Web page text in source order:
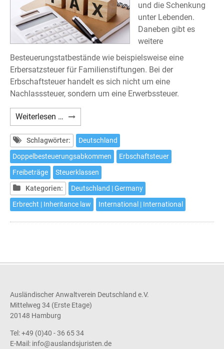
und die Schenkung
unter Lebenden.
Daneben gibt es
weitere
Besteuerungstatbestände wie beispielsweise eine
Erbersatzsteuer für Familienstiftungen. Bei der
Erbschaftsteuer handelt es sich nicht um eine
Nachlasssteuer, sondern um eine Erwerbssteuer.
Weiterlesen … Deutsche
Erbschaftsteuer
Schlagwörter:
Deutschland
Doppelbesteuerungsabkommen
Erbschaftsteuer
Freibeträge
Steuerklassen
Kategorien:
Deutschland | Germany
Erbrecht | Inheritance law
International | International
Ausländischer Anwaltverein Deutschland e.V.
Mittelweg 34 (Erste Etage)
20148 Hamburg
Tel: +49 (0)40 - 36 65 34
E-Mail: info@auslandsjuristen.de